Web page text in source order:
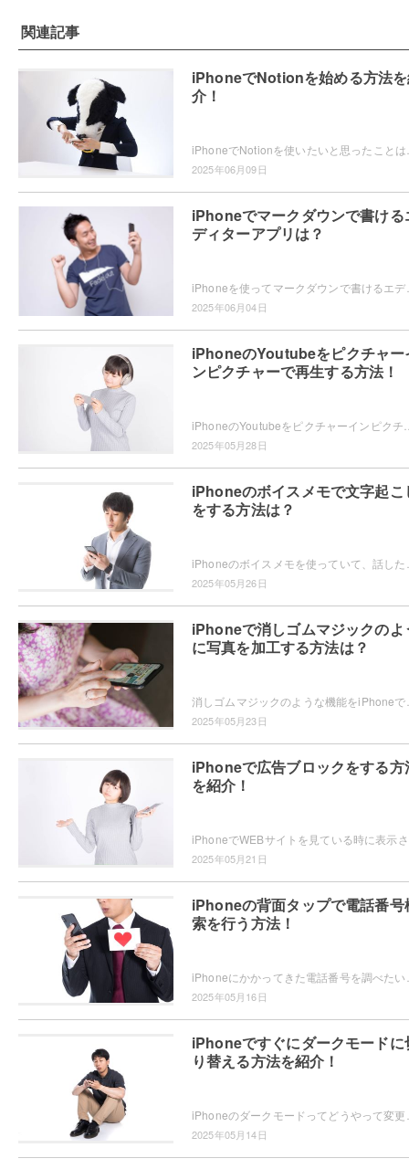
関連記事
iPhoneでNotionを始める方法
介！
2025年06月09日
iPhoneでマークダウンで書ける
ディターアプリは？
2025年06月04日
iPhoneのYoutubeをピクチャー
ンピクチャーで再生する方法！
2025年05月28日
iPhoneのボイスメモで文字起こ
をする方法は？
2025年05月26日
iPhoneで消しゴムマジックのよ
に写真を加工する方法は？
2025年05月23日
iPhoneで広告ブロックをする方
を紹介！
2025年05月21日
iPhoneの背面タップで電話番号
索を行う方法！
2025年05月16日
iPhoneですぐにダークモードに
り替える方法を紹介！
2025年05月14日